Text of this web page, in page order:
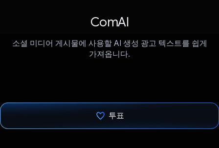
ComAI
소셜 미디어 게시물에 사용할 AI 생성 광고 텍스트를 쉽게
가져옵니다.
투표